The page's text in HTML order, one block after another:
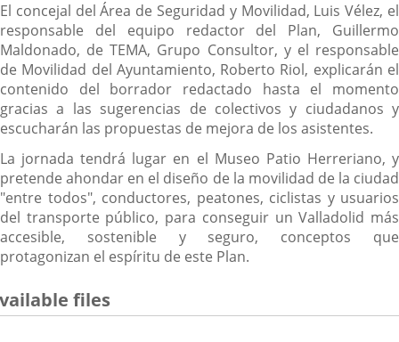
El concejal del Área de Seguridad y Movilidad, Luis Vélez, el
responsable del equipo redactor del Plan, Guillermo
Maldonado, de TEMA, Grupo Consultor, y el responsable
de Movilidad del Ayuntamiento, Roberto Riol, explicarán el
contenido del borrador redactado hasta el momento
gracias a las sugerencias de colectivos y ciudadanos y
escucharán las propuestas de mejora de los asistentes.
La jornada tendrá lugar en el Museo Patio Herreriano, y
pretende ahondar en el diseño de la movilidad de la ciudad
"entre todos", conductores, peatones, ciclistas y usuarios
del transporte público, para conseguir un Valladolid más
accesible, sostenible y seguro, conceptos que
protagonizan el espíritu de este Plan.
files